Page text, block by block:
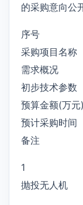
的采购意向公
序号
采购项目名称
需求概况
初步技术参数
预算金额(万元)
预计采购时间
备注
1
抛投无人机